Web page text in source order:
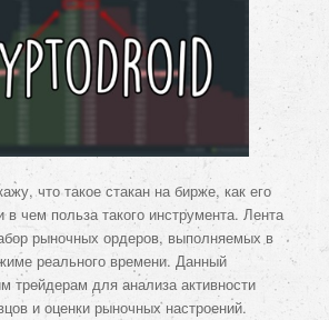
что такое стакан на бирже, как его
в чем польза такого инструмента. Лента
рыночных ордеров, выполняемых в
реального времени. Данный
трейдерам для анализа активности
и оценки рыночных настроений.